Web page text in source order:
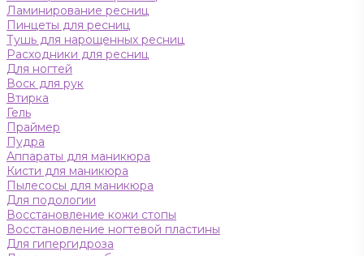
Ламинирование ресниц
Пинцеты для ресниц
Тушь для нарощенных ресниц
Расходники для ресниц
Для ногтей
Воск для рук
Втирка
Гель
Праймер
Пудра
Аппараты для маникюра
Кисти для маникюра
Пылесосы для маникюра
Для подологии
Восстановление кожи стопы
Восстановление ногтевой пластины
Для гипергидроза